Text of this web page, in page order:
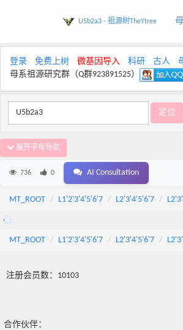
U5b2a3 - 祖源树TheYtree
登录 免费上树 微基因导入 科研 古人
母系祖源研究群（Q群923891525）
展开字母导航
736 0 AI Consultation
MT_ROOT L1'2'3'4'5'6'7 L2'3'4'5'6'7
MT_ROOT L1'2'3'4'5'6'7 L2'3'4'5'6'7
注册会员数：10103
合作伙伴：